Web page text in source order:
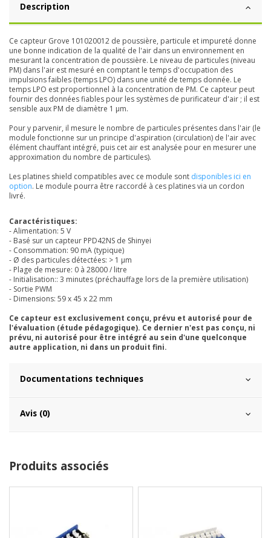
Description
Ce capteur Grove 101020012 de poussière, particule et impureté donne
une bonne indication de la qualité de l'air dans un environnement en
mesurant la concentration de poussière. Le niveau de particules (niveau
PM) dans l'air est mesuré en comptant le temps d'occupation des
impulsions faibles (temps LPO) dans une unité de temps donnée. Le
temps LPO est proportionnel à la concentration de PM. Ce capteur peut
fournir des données fiables pour les systèmes de purificateur d'air ; il est
sensible aux PM de diamètre 1 μm.
Pour y parvenir, il mesure le nombre de particules présentes dans l'air (le
module fonctionne sur un principe d'aspiration (circulation) de l'air avec
élément chauffant intégré, puis cet air est analysée pour en mesurer une
approximation du nombre de particules).
Les platines shield compatibles avec ce module sont disponibles ici en
option. Le module pourra être raccordé à ces platines via un cordon
livré.
Caractéristiques:
- Alimentation: 5 V
- Basé sur un capteur PPD42NS de Shinyei
- Consommation: 90 mA (typique)
- Ø des particules détectées: > 1 µm
- Plage de mesure: 0 à 28000 / litre
- Initialisation:: 3 minutes (préchauffage lors de la première utilisation)
- Sortie PWM
- Dimensions: 59 x 45 x 22 mm
Ce capteur est exclusivement conçu, prévu et autorisé pour de
l'évaluation (étude pédagogique). Ce dernier n'est pas conçu, ni
prévu, ni autorisé pour être intégré au sein d'une quelconque
autre application, ni dans un produit fini.
Documentations techniques
Avis (0)
Produits associés